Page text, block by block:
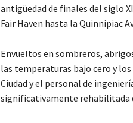
antigüedad de finales del siglo
Fair Haven hasta la Quinnipiac
Envueltos en sombreros,
las temperaturas bajo cero y
Ciudad y el personal de
significativamente rehabilitada